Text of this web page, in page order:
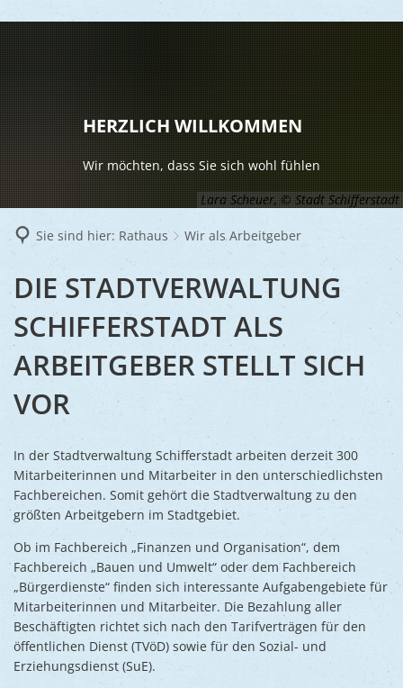
LEBEN
Vereine
Kinder
Senioren
Friedhöfe
Ukraine
RATHAUS
Aktuelles
Bürger-
Wahlen
Wir als
Schulen
Ernst-
Lara Scheuer, © Stadt Schifferstadt
HERZLICH WILLKOMMEN
Wir möchten, dass Sie sich wohl fühlen
Sie sind hier: Rathaus Wir als Arbeitgeber
WIR
ALS
ARBEITGEBER
DIE STADTVERWALTUNG
SCHIFFERSTADT ALS
ARBEITGEBER STELLT SICH
VOR
In der Stadtverwaltung Schifferstadt arbeiten derzeit 300
Mitarbeiterinnen und Mitarbeiter in den unterschiedlichsten
Fachbereichen. Somit gehört die Stadtverwaltung zu den
größten Arbeitgebern im Stadtgebiet.
Ob im Fachbereich „Finanzen und Organisation“, dem
Fachbereich „Bauen und Umwelt“ oder dem Fachbereich
„Bürgerdienste“ finden sich interessante Aufgabengebiete für
Mitarbeiterinnen und Mitarbeiter. Die Bezahlung aller
Beschäftigten richtet sich nach den Tarifverträgen für den
öffentlichen Dienst (TVöD) sowie für den Sozial- und
Erziehungsdienst (SuE).